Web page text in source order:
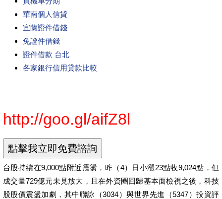
華南個人信貸
宜蘭證件借錢
免證件借錢
證件借款 台北
各家銀行信用貸款比較
http://goo.gl/aifZ8l
台股持續在9,000點附近震盪，昨（4）日小漲23點收9,024點，但
成交量729億元未見放大，且在外資圈回歸基本面檢視之後，科技
股股價震盪加劇，其中聯詠（3034）與世界先進（5347）投資評